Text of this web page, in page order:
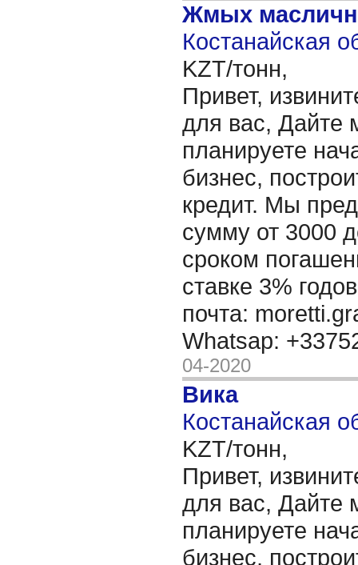
Жмых
Костанайская
KZT/тонн,
Привет,
для вас, Дайте
планируете
бизнес,
кредит. Мы
сумму от 3000
сроком
ставке 3%
почта:
Whatsap:
04-2020
Вика
Костанайская
KZT/тонн,
Привет,
для вас, Дайте
планируете
бизнес,